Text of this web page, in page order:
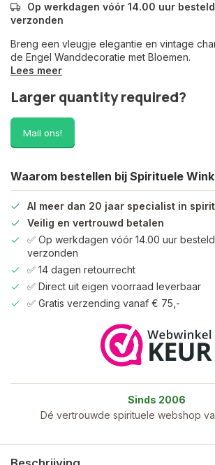
Op werkdagen vóór 14.00 uur
verzonden
Breng een vleugje elegantie en vintage
de Engel Wanddecoratie met Bloemen.
Lees meer
Larger quantity required?
Mail ons!
Waarom bestellen bij Spirituele
Al meer dan 20 jaar specialist in
Veilig en vertrouwd betalen
✅ Op werkdagen vóór 14.00 uur
verzonden
✅ 14 dagen retourrecht
✅ Direct uit eigen voorraad leverbaar
✅ Gratis verzending vanaf € 75,-
Sinds 2006
Dé vertrouwde spirituele webshop